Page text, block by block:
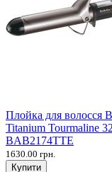
Плойка для волосся
Titanium Tourmaline
BAB2174TTE
1630.00 грн.
Купити